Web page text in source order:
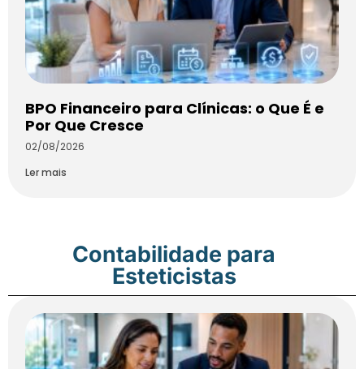
BPO Financeiro para Clínicas: o Que É e
Por Que Cresce
02/08/2026
Ler mais
Contabilidade para
Esteticistas